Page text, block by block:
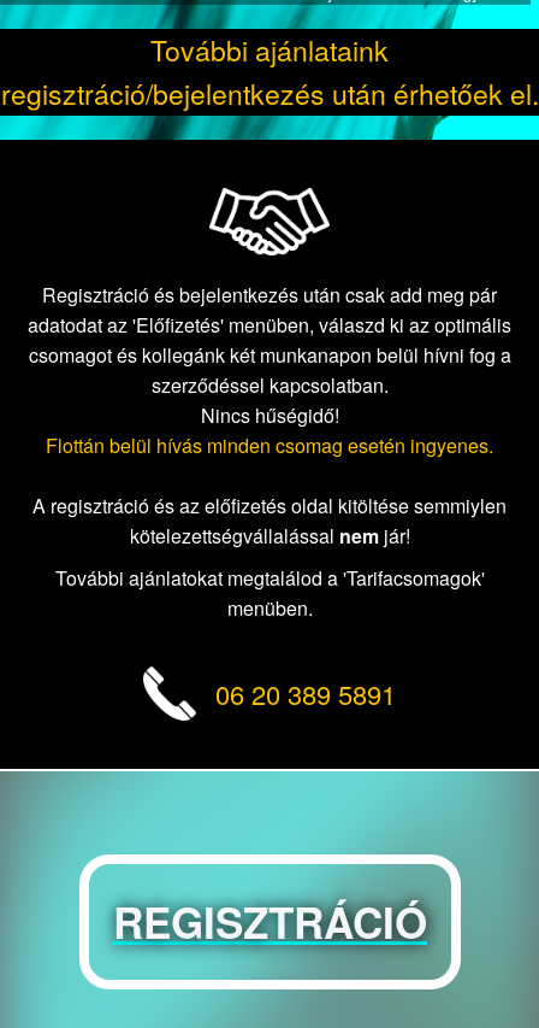
További ajánlataink
regisztráció/bejelentkezés után érhetőek el.
Regisztráció és bejelentkezés után csak add meg pár
adatodat az 'Előfizetés' menüben, válaszd ki az optimális
csomagot és kollegánk két munkanapon belül hívni fog a
szerződéssel kapcsolatban.
Nincs hűségidő!
Flottán belül hívás minden csomag esetén ingyenes.
A regisztráció és az előfizetés oldal kitöltése semmiylen
kötelezettségvállalással nemjár!
További ajánlatokat megtalálod a 'Tarifacsomagok'
menüben.
06 20 389 5891
REGISZTRÁCIÓ